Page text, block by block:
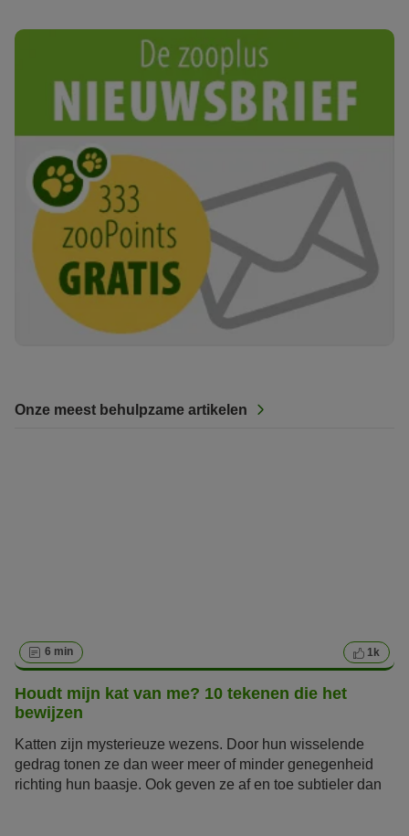
Onze meest behulpzame artikelen
6 min 1k
Houdt mijn kat van me? 10 tekenen die het
bewijzen
Katten zijn mysterieuze wezens. Door hun wisselende
gedrag tonen ze dan weer meer of minder genegenheid
richting hun baasje. Ook geven ze af en toe subtieler dan